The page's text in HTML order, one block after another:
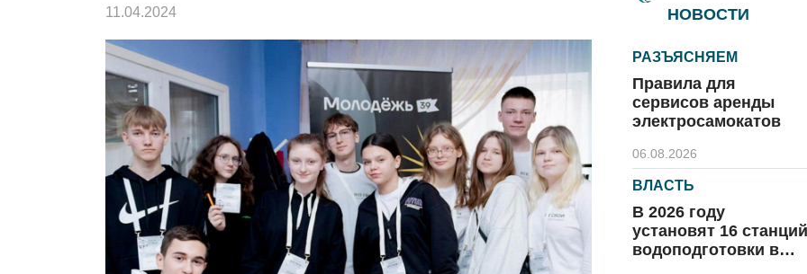
11.04.2024
НОВОСТИ
РАЗЪЯСНЯЕМ
Правила для
сервисов аренды
электросамокатов
06.08.2026
ВЛАСТЬ
В 2026 году
установят 16 станций
водоподготовки в